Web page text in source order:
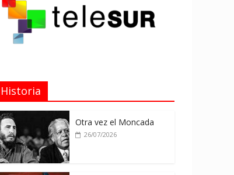
Historia
Otra vez el Moncada
26/07/2026